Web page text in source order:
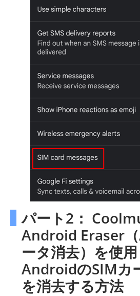
パート2：
Android Eraser
ータ消去）を使
AndroidのSIMカ
を消去する方法